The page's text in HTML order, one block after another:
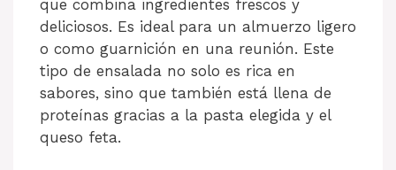
que combina ingredientes frescos y
deliciosos. Es ideal para un almuerzo ligero
o como guarnición en una reunión. Este
tipo de ensalada no solo es rica en
sabores, sino que también está llena de
proteínas gracias a la pasta elegida y el
queso feta.